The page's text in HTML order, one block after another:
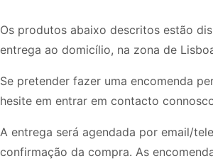
Os produtos abaixo descritos estão
entrega ao domicílio, na zona de
Se pretender fazer uma encomenda
hesite em entrar em contacto
​A entrega será agendada por email/
confirmação da compra. As